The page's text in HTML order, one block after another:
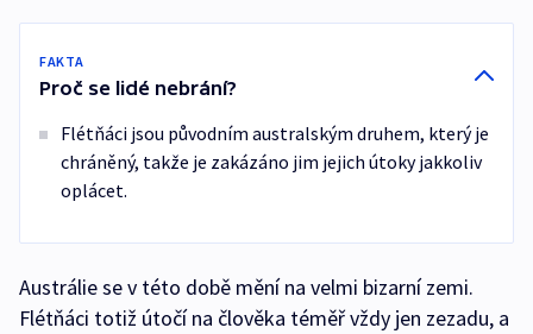
FAKTA
Proč se lidé nebrání?
Flétňáci jsou původním australským druhem, který je
chráněný, takže je zakázáno jim jejich útoky jakkoliv
oplácet.
Austrálie se v této době mění na velmi bizarní zemi.
Flétňáci totiž útočí na člověka téměř vždy jen zezadu, a